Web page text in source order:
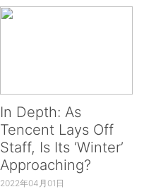
In Depth: As
Tencent Lays Off
Staff, Is Its ‘Winter’
Approaching?
2022年04月01日